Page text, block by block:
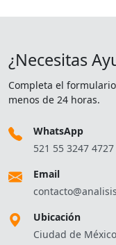
¿Necesitas
Completa el
menos de 24 horas.
WhatsApp
521 55 3247 4727
Email
Ubicación
Ciudad de